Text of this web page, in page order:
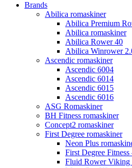
Brands
Abilica romaskiner
Abilica Premium
Abilica romaskiner
Abilica Rower 40
Abilica Winrower
Ascendic romaskiner
Ascendic 6004
Ascendic 6014
Ascendic 6015
Ascendic 6016
ASG Romaskiner
BH Fitness romaskiner
Concept2 romaskiner
First Degree romaskiner
Neon Plus
First Degree
Fluid Rower Viking